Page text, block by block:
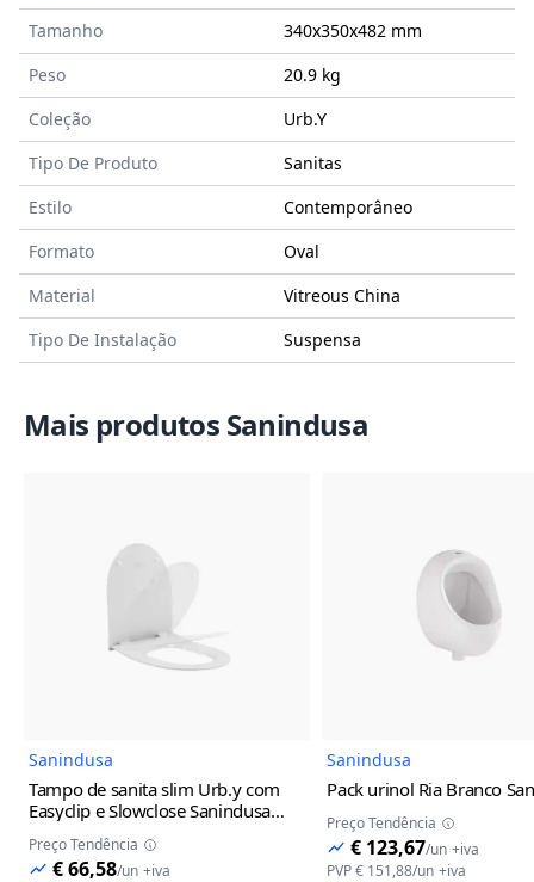
Tamanho
340x350x482 mm
Peso
20.9 kg
Coleção
Urb.Y
Tipo De Produto
Sanitas
Estilo
Contemporâneo
Formato
Oval
Material
Vitreous China
Tipo De Instalação
Suspensa
Mais produtos Sanindusa
Sanindusa
Tampo de sanita slim Urb.y com
Easyclip e Slowclose Sanindusa
Preço Tendência
€ 66,58/un +iva
Sanindusa
Pack urinol Ria Branco
Preço Tendência
€ 123,67/un +iva
PVP€ 151,88/un +iva